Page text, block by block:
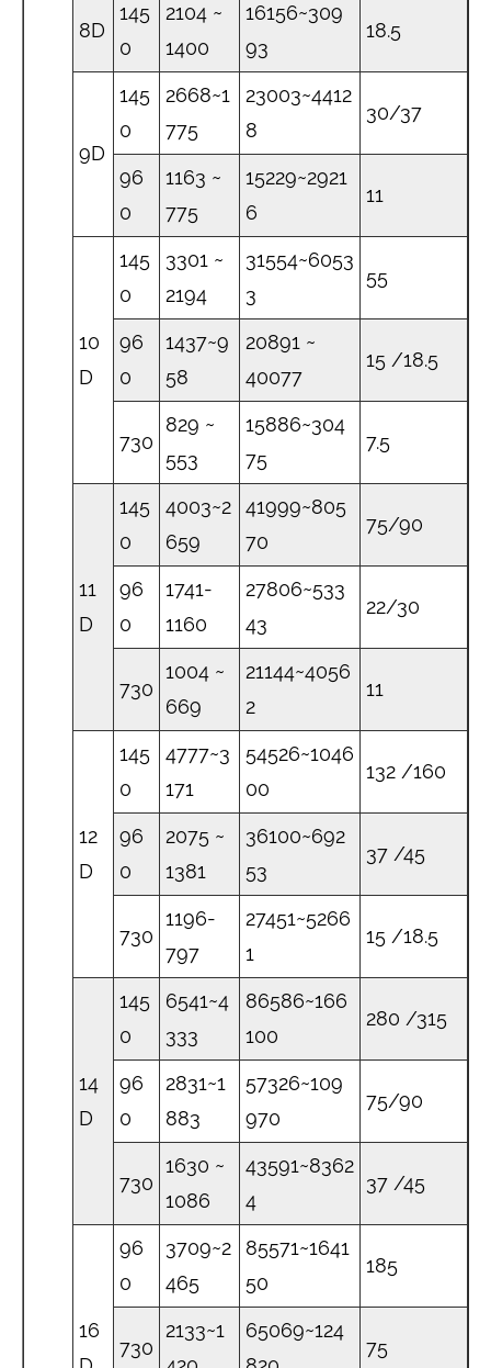
8D
145
0
2104 ~
1400
16156~309
93
18.5
9D
145
0
2668~1
775
23003~4412
8
30/37
96
0
1163 ~
775
15229~2921
6
11
10
D
145
0
3301 ~
2194
31554~6053
3
55
96
0
1437~9
58
20891 ~
40077
15 /18.5
730
829 ~
553
15886~304
75
7.5
11
D
145
0
4003~2
659
41999~805
70
75/90
96
0
1741-
1160
27806~533
43
22/30
730
1004 ~
669
21144~4056
2
11
12
D
145
0
4777~3
171
54526~1046
00
132 /160
96
0
2075 ~
1381
36100~692
53
37 /45
730
1196-
797
27451~5266
1
15 /18.5
14
D
145
0
6541~4
333
86586~166
100
280 /315
96
0
2831~1
883
57326~109
970
75/90
730
1630 ~
1086
43591~8362
4
37 /45
16
96
0
3709~2
465
85571~1641
50
185
730
2133~1
65069~124
75